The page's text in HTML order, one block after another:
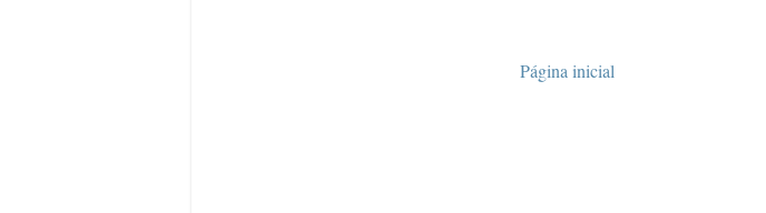
Página inicial